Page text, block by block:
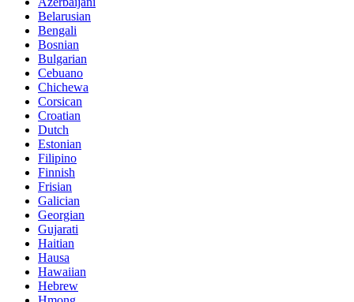
Belarusian
Bengali
Bosnian
Bulgarian
Cebuano
Chichewa
Corsican
Croatian
Dutch
Estonian
Filipino
Finnish
Frisian
Galician
Georgian
Gujarati
Haitian
Hausa
Hawaiian
Hebrew